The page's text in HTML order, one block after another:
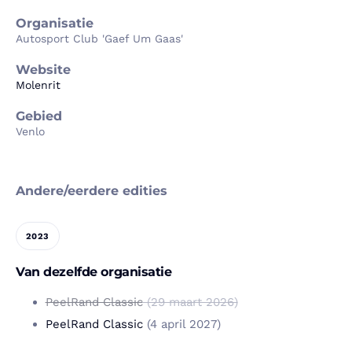
Organisatie
Autosport Club 'Gaef Um Gaas'
Website
Molenrit
Gebied
Venlo
Andere/eerdere edities
2023
Van dezelfde organisatie
PeelRand Classic(29 maart 2026)
PeelRand Classic(4 april 2027)